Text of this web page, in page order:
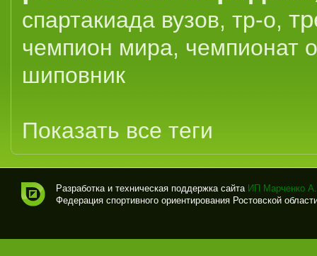
спартакиада вузов, тр-о,
чемпион мира, чемпионат
шиповник
Показать все теги
вно
Разработка и техническая поддержка сайта ИП Марченко
Федерация спортивного ориентирования Ростовской